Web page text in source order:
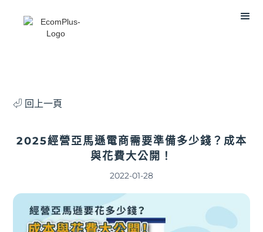
⏎ 回上一頁
2025經營亞馬遜電商需要準備多少錢？成本
與花費大公開！
2022-01-28